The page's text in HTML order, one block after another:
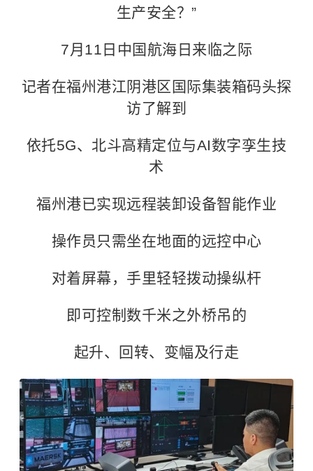
生产安全？”
7月11日 中国航海日 来临之际
记者在福州港江阴港区国际集装箱码头探
访了解到
依托5G、北斗高精定位与AI数字孪生技
术
福州港已实现远程装卸设备智能作业
操作员只需坐在地面的远控中心
对着屏幕，手里轻轻拨动操纵杆
即可控制数千米之外桥吊的
起升、回转、变幅及行走